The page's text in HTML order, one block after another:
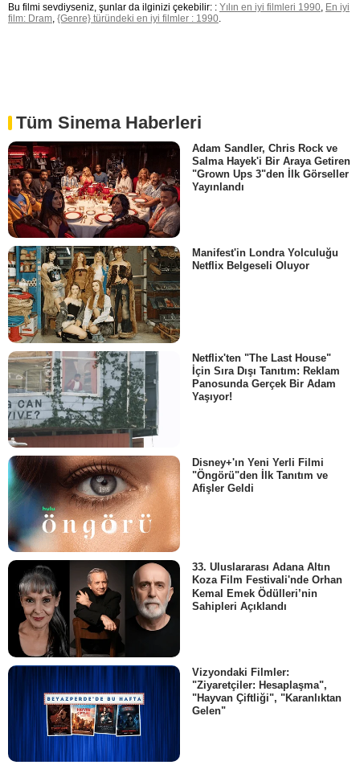
Bu filmi sevdiyseniz, şunlar da ilginizi çekebilir: : Yılın en iyi filmleri 1990, En iyi
film: Dram, {Genre} türündeki en iyi filmler : 1990.
Tüm Sinema Haberleri
Adam Sandler, Chris Rock ve
Salma Hayek'i Bir Araya Getiren
"Grown Ups 3"den İlk Görseller
Yayınlandı
Manifest'in Londra Yolculuğu
Netflix Belgeseli Oluyor
Netflix'ten "The Last House"
İçin Sıra Dışı Tanıtım: Reklam
Panosunda Gerçek Bir Adam
Yaşıyor!
Disney+'ın Yeni Yerli Filmi
"Öngörü"den İlk Tanıtım ve
Afişler Geldi
33. Uluslararası Adana Altın
Koza Film Festivali'nde Orhan
Kemal Emek Ödülleri’nin
Sahipleri Açıklandı
Vizyondaki Filmler:
"Ziyaretçiler: Hesaplaşma",
"Hayvan Çiftliği", "Karanlıktan
Gelen"